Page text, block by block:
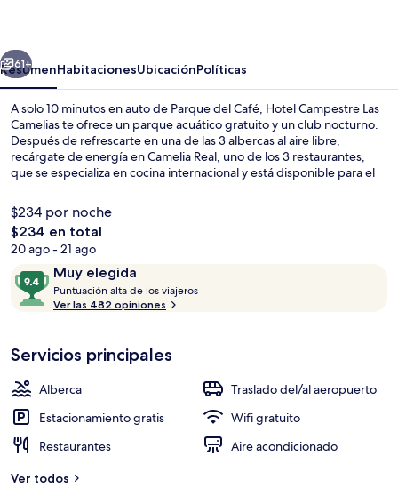
Siguiente
61+
ResumenHabitacionesUbicaciónPolíticas
A solo 10 minutos en auto de Parque del Café, Hotel Campestre Las
Camelias te ofrece un parque acuático gratuito y un club nocturno.
Después de refrescarte en una de las 3 albercas al aire libre,
recárgate de energía en Camelia Real, uno de los 3 restaurantes,
que se especializa en cocina internacional y está disponible para el
sala de fitness y su sauna.
$234 por noche
El
precio
es
de
$234
$234 en total
20 ago - 21 ago
OpinionesMuy elegida
9.4
de
10,
elegida
Puntuación alta de los viajeros
c
ó
n
Ver las 482 opiniones
Servicios principales
Alberca
Traslado del/al aeropuerto
Estacionamiento gratis
Wifi gratuito
Restaurantes
Aire acondicionado
Ver todos